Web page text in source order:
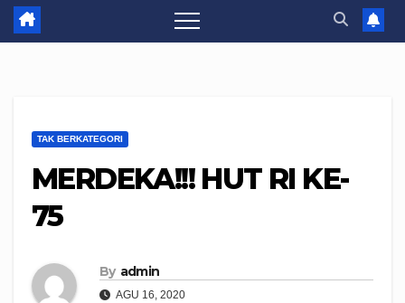
TAK BERKATEGORI
MERDEKA!!! HUT RI KE-
75
By admin
AGU 16, 2020